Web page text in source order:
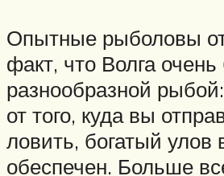
Опытные рыболовы
факт, что Волга очень
разнообразной
от того, куда вы
ловить, богатый улов
обеспечен. Больше